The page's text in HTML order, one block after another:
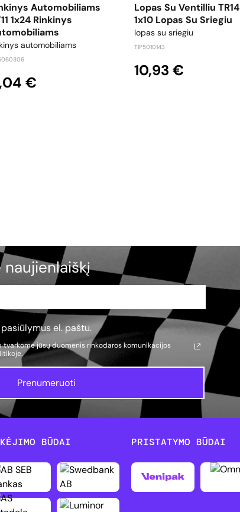
Automobiliams
1x24 Rinkinys
automobiliams
€
Lopas Su Ventilliu TR14
1x10 Lopas Su Sriegiu
lopas su sriegiu
TIP5010143
10,93 €
el. paštu.
jūsų duomenis rinkodaros komunikacijos
Prenumeruoti
BŪDAI PRISTATYMO BŪDAI